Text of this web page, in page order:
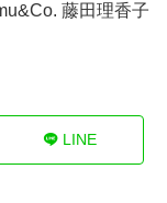
藤田理香子
LINE